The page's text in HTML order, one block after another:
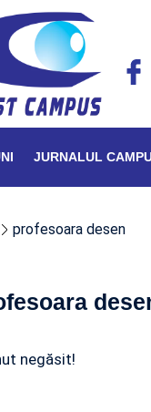
JURNALUL
profesoara desen
negăsit!